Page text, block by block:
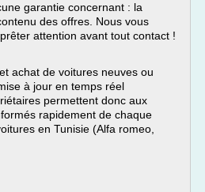
garantie concernant : la
des offres. Nous vous
attention avant tout contact !
achat de voitures neuves ou
à jour en temps réel
permettent donc aux
rapidement de chaque
en Tunisie (Alfa romeo,